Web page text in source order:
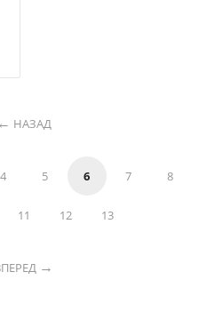
НАЗАД
4 5 6 7 8
11 12 13